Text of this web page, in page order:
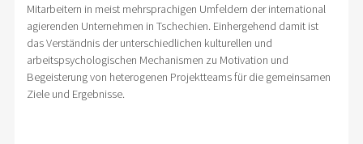
Mitarbeitern in meist mehrsprachigen Umfeldern der international
agierenden Unternehmen in Tschechien. Einhergehend damit ist
das Verständnis der unterschiedlichen kulturellen und
arbeitspsychologischen Mechanismen zu Motivation und
Begeisterung von heterogenen Projektteams für die gemeinsamen
Ziele und Ergebnisse.